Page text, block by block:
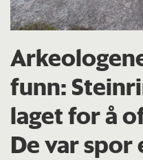
funn:
laget for å
De var